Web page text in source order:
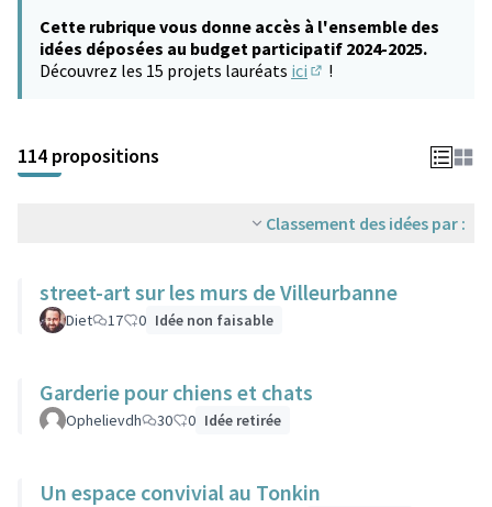
Cette rubrique vous donne accès à l'ensemble des
idées déposées au budget participatif 2024-2025.
Découvrez les 15 projets lauréats ici !
114 propositions
Classement des idées par :
street-art sur les murs de Villeurbanne
Diet 17 0 Idée non faisable
Garderie pour chiens et chats
Ophelievdh 30 0 Idée retirée
Un espace convivial au Tonkin